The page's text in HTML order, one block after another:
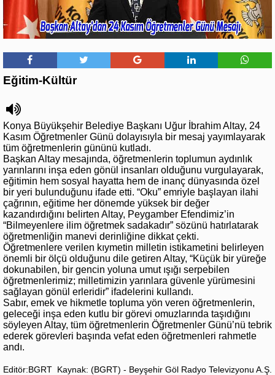
Eğitim-Kültür
Konya Büyükşehir Belediye Başkanı Uğur İbrahim Altay, 24
Kasım Öğretmenler Günü dolayısıyla bir mesaj yayımlayarak
tüm öğretmenlerin gününü kutladı.
Başkan Altay mesajında, öğretmenlerin toplumun aydınlık
yarınlarını inşa eden gönül insanları olduğunu vurgulayarak,
eğitimin hem sosyal hayatta hem de inanç dünyasında özel
bir yeri bulunduğunu ifade etti. “Oku” emriyle başlayan ilahi
çağrının, eğitime her dönemde yüksek bir değer
kazandırdığını belirten Altay, Peygamber Efendimiz’in
“Bilmeyenlere ilim öğretmek sadakadır” sözünü hatırlatarak
öğretmenliğin manevi derinliğine dikkat çekti.
Öğretmenlere verilen kıymetin milletin istikametini belirleyen
önemli bir ölçü olduğunu dile getiren Altay, “Küçük bir yüreğe
dokunabilen, bir gencin yoluna umut ışığı serpebilen
öğretmenlerimiz; milletimizin yarınlara güvenle yürümesini
sağlayan gönül erleridir” ifadelerini kullandı.
Sabır, emek ve hikmetle topluma yön veren öğretmenlerin,
geleceği inşa eden kutlu bir görevi omuzlarında taşıdığını
söyleyen Altay, tüm öğretmenlerin Öğretmenler Günü’nü tebrik
ederek görevleri başında vefat eden öğretmenleri rahmetle
andı.
Editör:BGRT Kaynak: (BGRT) - Beyşehir Göl Radyo Televizyonu A.Ş.